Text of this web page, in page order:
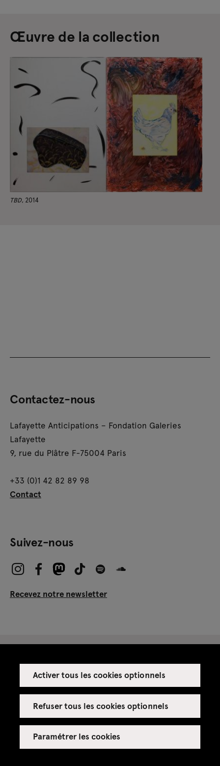
Activer tous les cookies optionnels
Refuser tous les cookies optionnels
Paramétrer les cookies
Œuvre de la collection
TBD, 2014
Contactez-nous
Lafayette Anticipations – Fondation Galeries
Lafayette
9, rue du Plâtre F-75004 Paris
+33 (0)1 42 82 89 98
Contact
Suivez-nous
Recevez notre newsletter
Espace presse
Espace enseignant·es
Espace privatisations
Crédits